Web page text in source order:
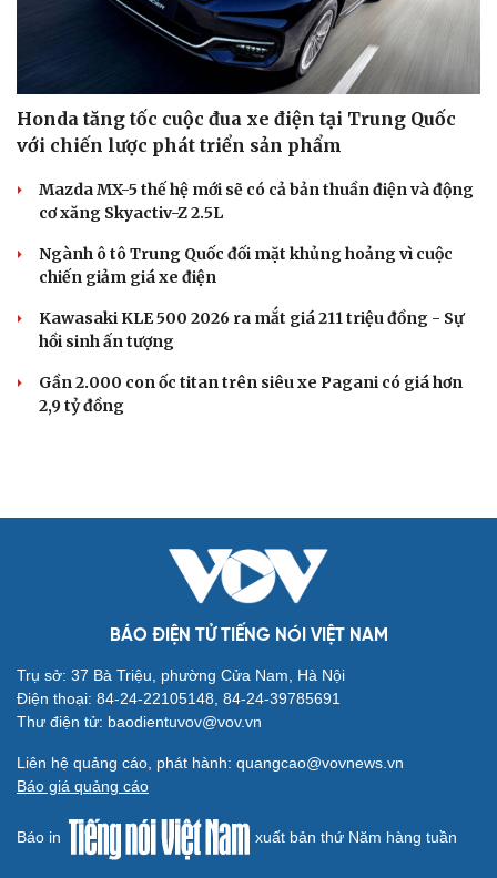
Honda tăng tốc cuộc đua xe điện tại Trung Quốc
với chiến lược phát triển sản phẩm
Mazda MX-5 thế hệ mới sẽ có cả bản thuần điện và động
cơ xăng Skyactiv-Z 2.5L
Ngành ô tô Trung Quốc đối mặt khủng hoảng vì cuộc
chiến giảm giá xe điện
Kawasaki KLE 500 2026 ra mắt giá 211 triệu đồng - Sự
hồi sinh ấn tượng
Gần 2.000 con ốc titan trên siêu xe Pagani có giá hơn
2,9 tỷ đồng
BÁO ĐIỆN TỬ TIẾNG NÓI VIỆT NAM
Trụ sở: 37 Bà Triệu, phường Cửa Nam, Hà Nội
Điện thoại: 84-24-22105148, 84-24-39785691
Thư điện tử: baodientuvov@vov.vn
Liên hệ quảng cáo, phát hành: quangcao@vovnews.vn
Báo giá quảng cáo
Báo in xuất bản thứ Năm hàng tuần